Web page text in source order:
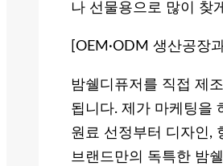
나 선물용으로 많이 찾
[OEM·ODM 생산공장
밤쉘디퓨저를 직접 제
됩니다. 제가 마케팅을
원료 선정부터 디자인,
브랜드만의 독특한 밤